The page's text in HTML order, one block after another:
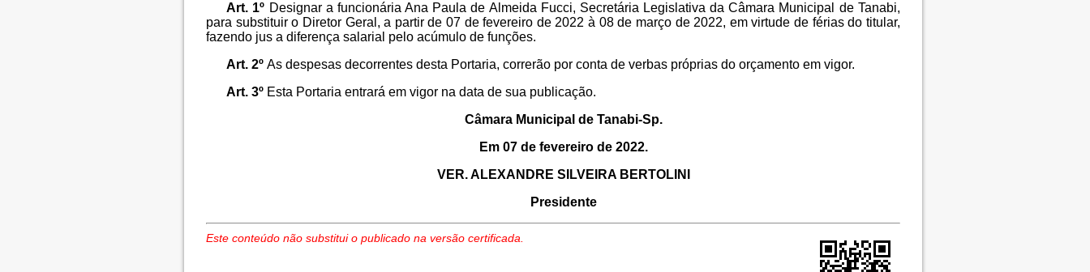
Art. 1º Designar a funcionária Ana Paula de Almeida Fucci, Secretária Legislativa da Câmara Municipal de Tanabi,
para substituir o Diretor Geral, a partir de 07 de fevereiro de 2022 à 08 de março de 2022, em virtude de férias do titular,
fazendo jus a diferença salarial pelo acúmulo de funções.
Art. 2ºAs despesas decorrentes desta Portaria, correrão por conta de verbas próprias do orçamento em vigor.
Art. 3º Esta Portaria entrará em vigor na data de sua publicação.
Câmara Municipal de Tanabi-Sp.
Em 07 de fevereiro de 2022.
VER. ALEXANDRE SILVEIRA BERTOLINI
Presidente
Este conteúdo não substitui o publicado na versão certificada.